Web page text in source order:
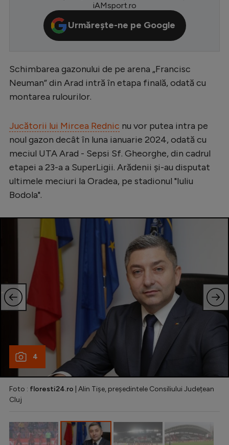
Bundesliga
Ligue 1
Starurile fotbalului
EURO 2024
Clasamente
Natație
Formula 1
Auto
Alte sporturi
JO 2024
iAMsport.ro
Urmărește-ne pe Google
Schimbarea gazonului de pe arena „Francisc
Neuman” din Arad intră în etapa finală, odată cu
montarea rulourilor.
Jucătorii lui Mircea Rednic nu vor putea intra pe
noul gazon decât în luna ianuarie 2024, odată cu
meciul UTA Arad - Sepsi Sf. Gheorghe, din cadrul
etapei a 23-a a SuperLigii. Arădenii și-au disputat
ultimele meciuri la Oradea, pe stadionul "Iuliu
Bodola".
4
Foto : floresti24.ro | Alin Tișe, președintele Consiliului Județean
Cluj